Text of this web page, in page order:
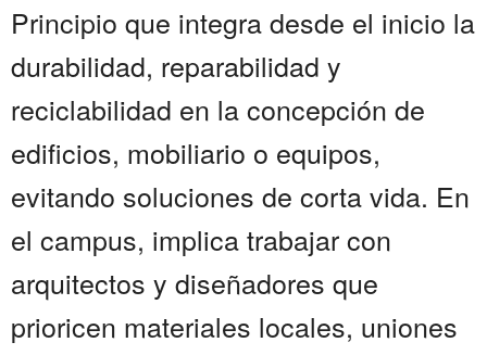
Principio que integra desde el inicio la
durabilidad, reparabilidad y
reciclabilidad en la concepción de
edificios, mobiliario o equipos,
evitando soluciones de corta vida. En
el campus, implica trabajar con
arquitectos y diseñadores que
prioricen materiales locales, uniones